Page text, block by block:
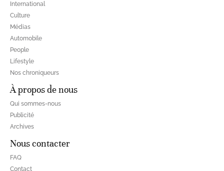
International
Culture
Médias
Automobile
People
Lifestyle
Nos chroniqueurs
À propos de nous
Qui sommes-nous
Publicité
Archives
Nous contacter
FAQ
Contact